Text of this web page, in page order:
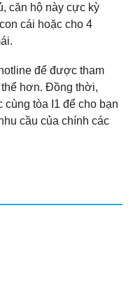
căn hộ này cực kỳ
cái hoặc cho 4
để được tham
hơn. Đồng thời,
cùng tòa I1 để cho bạn
cầu của chính các